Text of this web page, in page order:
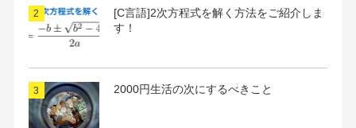
[C言語]2次方程式を解く方法をご紹介しま
す！
2000円生活の次にするべきこと